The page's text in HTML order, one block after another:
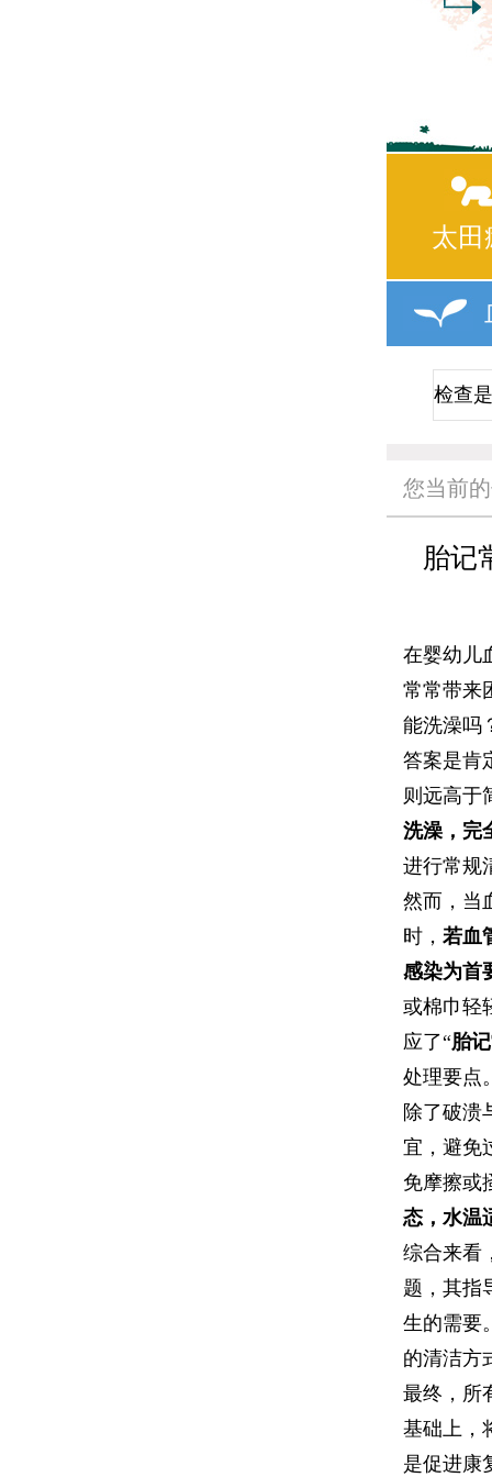
太田
您当前
胎记
在婴幼儿
常常带来
能洗澡吗
答案是肯
则远高于
洗澡，完
进行常规
然而，当
时， 若血
感染为首
或棉巾轻
应了“胎
处理要点
除了破溃
宜，避免
免摩擦或
态，水温
综合来看
题，其指
生的需要
的清洁方
最终，所
基础上，
是促进康